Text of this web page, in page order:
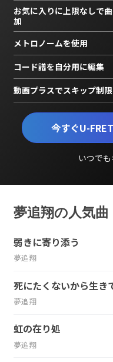
今すぐU-
いつで
お気に入りに上限なしで
加
メトロノームを使用
コード譜を自分用に編集
動画プラスでスキップ制
夢追翔の人気曲
弱きに寄り添う
夢追翔
死にたくないから生き
夢追翔
虹の在り処
夢追翔